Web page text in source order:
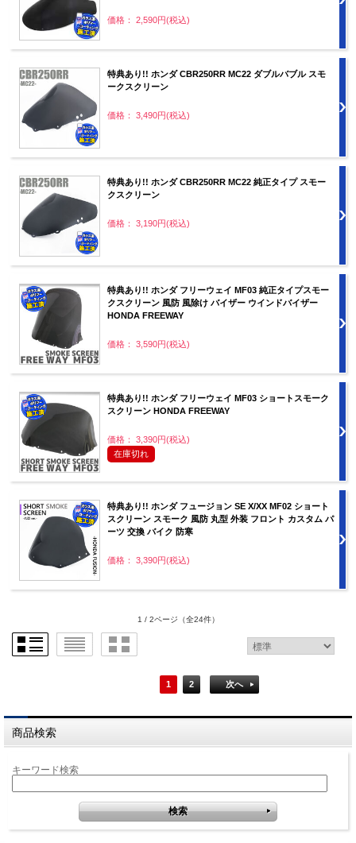
価格： 2,590円(税込)
特典あり!! ホンダ CBR250RR MC22 ダブルバブル スモ
ークスクリーン
価格： 3,490円(税込)
特典あり!! ホンダ CBR250RR MC22 純正タイプ スモー
クスクリーン
価格： 3,190円(税込)
特典あり!! ホンダ フリーウェイ MF03 純正タイプスモー
クスクリーン 風防 風除け バイザー ウインドバイザー
HONDA FREEWAY
価格： 3,590円(税込)
特典あり!! ホンダ フリーウェイ MF03 ショートスモーク
スクリーン HONDA FREEWAY
価格： 3,390円(税込)
在庫切れ
特典あり!! ホンダ フュージョン SE X/XX MF02 ショート
スクリーン スモーク 風防 丸型 外装 フロント カスタム パ
ーツ 交換 バイク 防寒
価格： 3,390円(税込)
1 / 2ページ （全24件）
1 2 次へ
商品検索
キーワード検索